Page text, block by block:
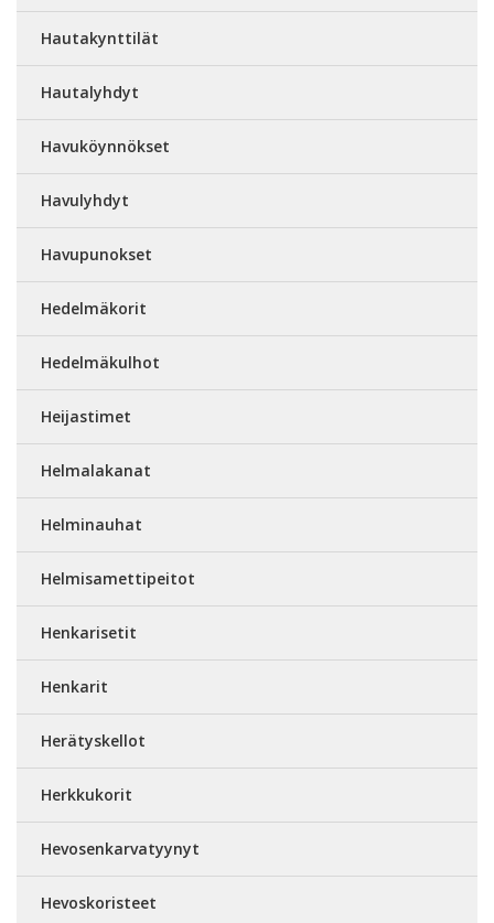
Hautakynttilät
Hautalyhdyt
Havuköynnökset
Havulyhdyt
Havupunokset
Hedelmäkorit
Hedelmäkulhot
Heijastimet
Helmalakanat
Helminauhat
Helmisamettipeitot
Henkarisetit
Henkarit
Herätyskellot
Herkkukorit
Hevosenkarvatyynyt
Hevoskoristeet